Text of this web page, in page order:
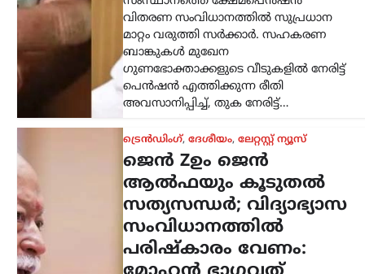
രാജ്യത്തെ യുവതലമുറയെയും
വിദ്യാഭ്യാസ സമ്പ്രദായത്തെയും കുറിച്ച്
ശ്രദ്ധേയമായ പരാമർശങ്ങളുമായി
ആർ.എസ്.എസ് മേധാവി മോഹൻ
ഭാഗവത്. നിലവിലെ മുതിർന്ന
തലമുറയെക്കാൾ കൂടുതൽ
സത്യസന്ധതയും തുറന്ന മനസും ‘ജെൻ
Z’യും…
അന്താരാഷ്ട്രം,ട്രെൻഡിംഗ്,
കൊടുംചൂടിൽ നായിറച്ചി
സൂപ്പ് കുടിക്കാൻ
സർക്കാർ നിർദേശം;
ഉത്തരകൊറിയയുടെ